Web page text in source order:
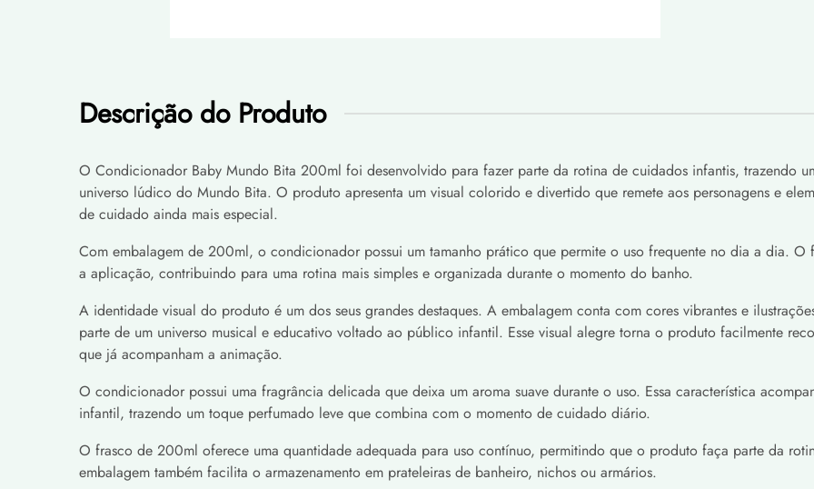
Descrição do Produto
O Condicionador Baby Mundo Bita 200ml foi desenvolvido para fazer parte da rotina de cuidados infantis, trazendo
universo lúdico do Mundo Bita. O produto apresenta um visual colorido e divertido que remete aos personagens e
de cuidado ainda mais especial.
Com embalagem de 200ml, o condicionador possui um tamanho prático que permite o uso frequente no dia a dia.
a aplicação, contribuindo para uma rotina mais simples e organizada durante o momento do banho.
A identidade visual do produto é um dos seus grandes destaques. A embalagem conta com cores vibrantes e
parte de um universo musical e educativo voltado ao público infantil. Esse visual alegre torna o produto facilmente
que já acompanham a animação.
O condicionador possui uma fragrância delicada que deixa um aroma suave durante o uso. Essa característica
infantil, trazendo um toque perfumado leve que combina com o momento de cuidado diário.
O frasco de 200ml oferece uma quantidade adequada para uso contínuo, permitindo que o produto faça parte da
embalagem também facilita o armazenamento em prateleiras de banheiro, nichos ou armários.